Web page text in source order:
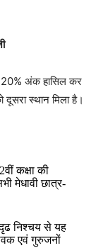
अंक हासिल कर
दूसरा स्थान मिला है।
कक्षा की
मेधावी छात्र-
निश्चय से यह
एवं गुरुजनों